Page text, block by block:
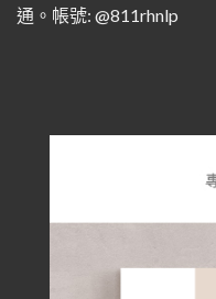
通。帳號: @811rhnlp